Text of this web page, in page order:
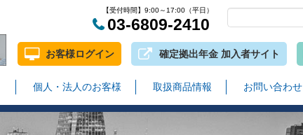
【受付時間】9:00～17:00（平日）
03-6809-2410
お客様ログイン 確定拠出年金 加入者サイト
個人・法人のお客様 取扱商品情報 お問い合わせ